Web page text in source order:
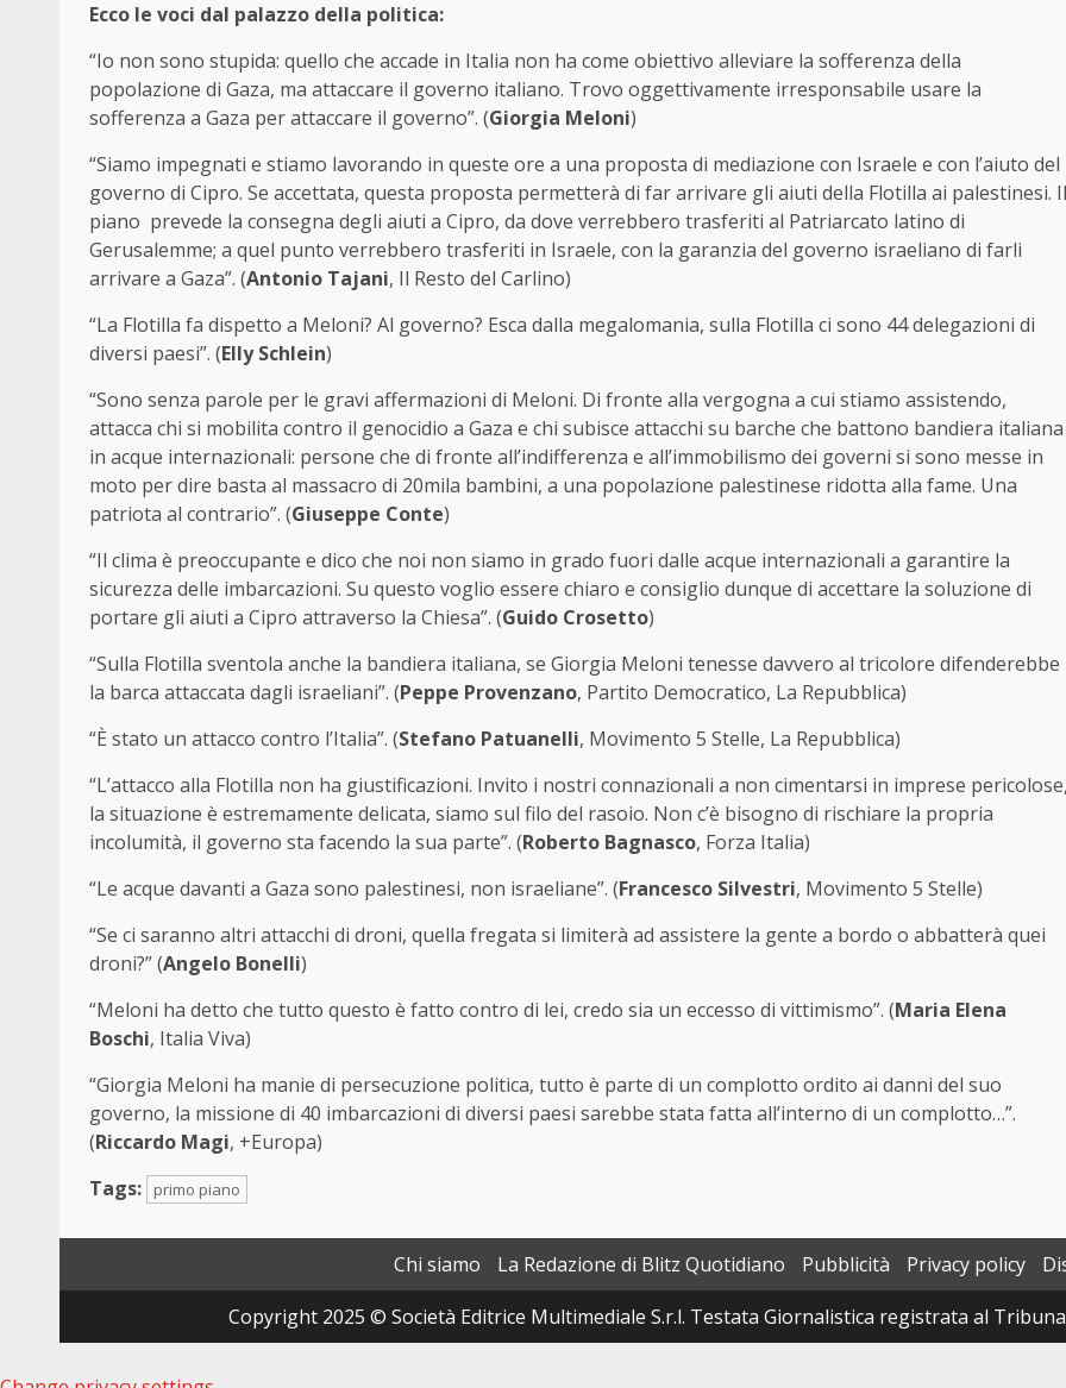
Ecco le voci dal palazzo della politica:
“Io non sono stupida: quello che accade in Italia non ha come obiettivo alleviare la sofferenza della
popolazione di Gaza, ma attaccare il governo italiano. Trovo oggettivamente irresponsabile usare la
sofferenza a Gaza per attaccare il governo”. (Giorgia Meloni)
“Siamo impegnati e stiamo lavorando in queste ore a una proposta di mediazione con Israele e con l’aiuto del
governo di Cipro. Se accettata, questa proposta permetterà di far arrivare gli aiuti della Flotilla ai palestinesi. Il
piano prevede la consegna degli aiuti a Cipro, da dove verrebbero trasferiti al Patriarcato latino di
Gerusalemme; a quel punto verrebbero trasferiti in Israele, con la garanzia del governo israeliano di farli
arrivare a Gaza”. (Antonio Tajani, Il Resto del Carlino)
“La Flotilla fa dispetto a Meloni? Al governo? Esca dalla megalomania, sulla Flotilla ci sono 44 delegazioni di
diversi paesi”. (Elly Schlein)
“Sono senza parole per le gravi affermazioni di Meloni. Di fronte alla vergogna a cui stiamo assistendo,
attacca chi si mobilita contro il genocidio a Gaza e chi subisce attacchi su barche che battono bandiera italiana
in acque internazionali: persone che di fronte all’indifferenza e all’immobilismo dei governi si sono messe in
moto per dire basta al massacro di 20mila bambini, a una popolazione palestinese ridotta alla fame. Una
patriota al contrario”. (Giuseppe Conte)
“Il clima è preoccupante e dico che noi non siamo in grado fuori dalle acque internazionali a garantire la
sicurezza delle imbarcazioni. Su questo voglio essere chiaro e consiglio dunque di accettare la soluzione di
portare gli aiuti a Cipro attraverso la Chiesa”. (Guido Crosetto)
“Sulla Flotilla sventola anche la bandiera italiana, se Giorgia Meloni tenesse davvero al tricolore difenderebbe
la barca attaccata dagli israeliani”. (Peppe Provenzano, Partito Democratico, La Repubblica)
“È stato un attacco contro l’Italia”. (Stefano Patuanelli, Movimento 5 Stelle, La Repubblica)
“L’attacco alla Flotilla non ha giustificazioni. Invito i nostri connazionali a non cimentarsi in imprese
la situazione è estremamente delicata, siamo sul filo del rasoio. Non c’è bisogno di rischiare la propria
incolumità, il governo sta facendo la sua parte”. (Roberto Bagnasco, Forza Italia)
“Le acque davanti a Gaza sono palestinesi, non israeliane”. (Francesco Silvestri, Movimento 5 Stelle)
“Se ci saranno altri attacchi di droni, quella fregata si limiterà ad assistere la gente a bordo o abbatterà quei
droni?” (Angelo Bonelli)
“Meloni ha detto che tutto questo è fatto contro di lei, credo sia un eccesso di vittimismo”. (Maria Elena
Boschi, Italia Viva)
“Giorgia Meloni ha manie di persecuzione politica, tutto è parte di un complotto ordito ai danni del suo
governo, la missione di 40 imbarcazioni di diversi paesi sarebbe stata fatta all’interno di un complotto…”.
(Riccardo Magi, +Europa)
Tags:
primo piano
Chi siamo La Redazione di Blitz Quotidiano Pubblicità Privacy policy
Copyright 2025 © Società Editrice Multimediale S.r.l. Testata Giornalistica registrata al